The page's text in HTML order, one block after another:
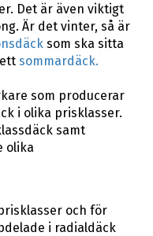
Det är även viktigt
Är det vinter, så är
som ska sitta
sommardäck.
som producerar
i olika prisklasser.
samt
olika
och för
i radialdäck